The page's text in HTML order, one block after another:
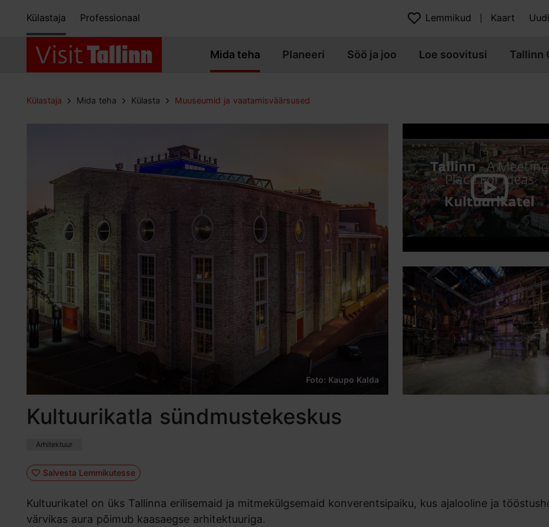
Külastaja Professionaal Lemmikud Kaart
Mida teha Planeeri Söö ja joo Loe soovitusi Tallinn
Külastaja Mida teha Külasta Muuseumid ja vaatamisväärsused
Foto: Kaupo Kalda
Kultuurikatla sündmustekeskus
Arhitektuur
Salvesta Lemmikutesse
Kultuurikatel on üks Tallinna erilisemaid ja mitmekülgsemaid konverentsipaiku, kus ajalooline ja
värvikas aura põimub kaasaegse arhitektuuriga.